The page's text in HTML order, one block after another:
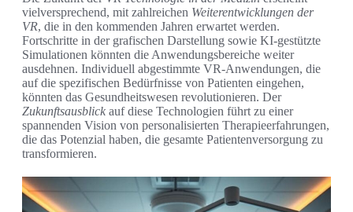
vielversprechend, mit zahlreichen Weiterentwicklungen der
VR, die in den kommenden Jahren erwartet werden.
Fortschritte in der grafischen Darstellung sowie KI-gestützte
Simulationen könnten die Anwendungsbereiche weiter
ausdehnen. Individuell abgestimmte VR-Anwendungen, die
auf die spezifischen Bedürfnisse von Patienten eingehen,
könnten das Gesundheitswesen revolutionieren. Der
Zukunftsausblick auf diese Technologien führt zu einer
spannenden Vision von personalisierten Therapieerfahrungen,
die das Potenzial haben, die gesamte Patientenversorgung zu
transformieren.